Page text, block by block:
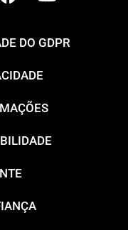
DO GDPR